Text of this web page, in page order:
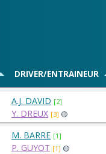
DRIVER/ENTRAINEUR
A.J. DAVID [2]
Y. DREUX [3] 🟡
M. BARRE [1]
P. GUYOT [1] 🟡